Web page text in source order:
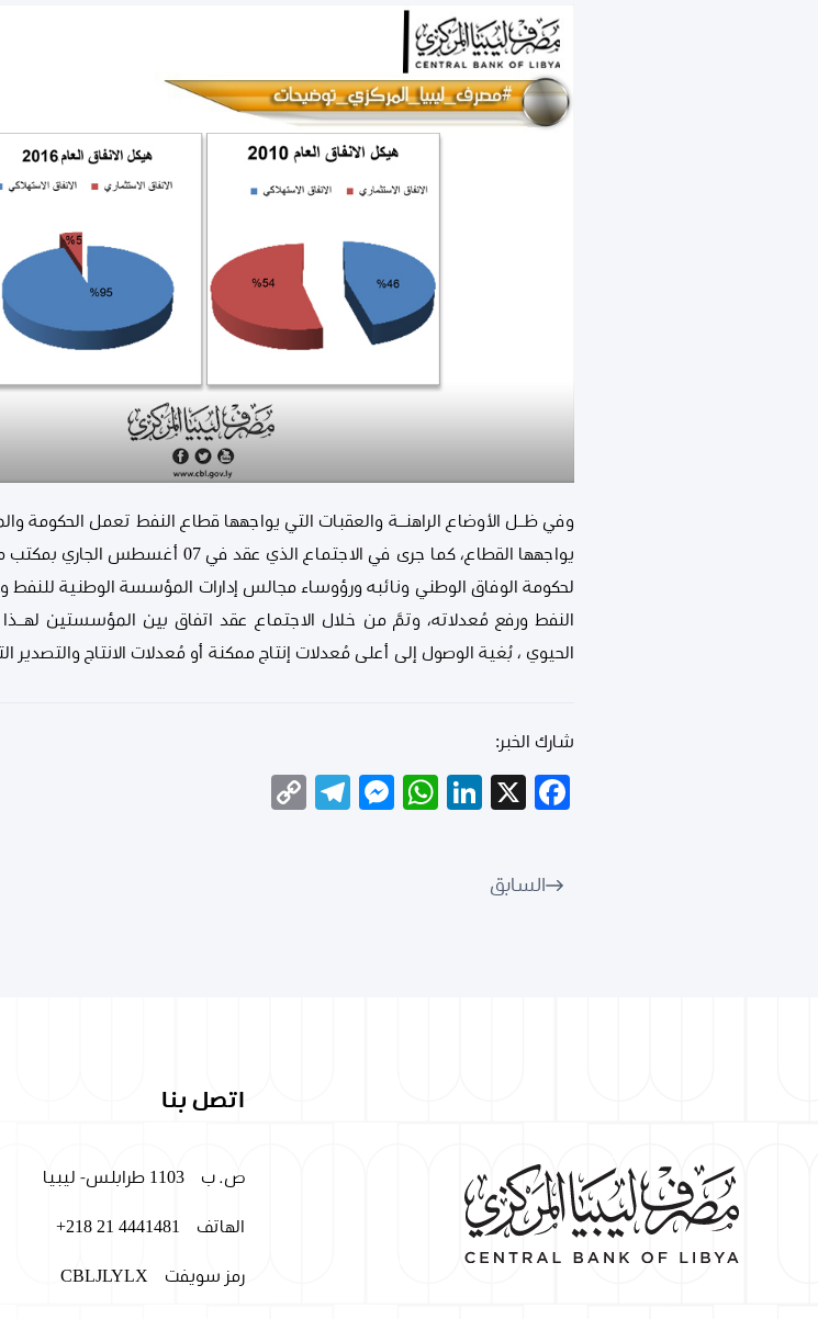
وفي ظــل الأوضاع الراهنــة والعقبات التي يواجهها قطاع النفط تعمل الحكومة
يواجهها القطاع، كما جرى في
لحكومة الوفاق الوطني ونائبه ورؤوساء مجالس إدارات المؤسسة الوطنية للنفط
النفط ورفع مُعدلاته، وتمَّ من خلال الاجتماع عقد اتفاق بين المؤسستين
الحيوي ، بُغية الوصول إلى أعلى مُعدلات إنتاج ممكنة أو مُعدلات الانتاج والتصدير التي كانت
شارك الخبر:
Facebook
X
LinkedIn
WhatsApp
Messenger
Telegram
السابق
اتصل بنا
ص. ب 1103 طرابلس- ليبيا
الهاتف +218 21 4441481
رمز سويفت CBLJLYLX